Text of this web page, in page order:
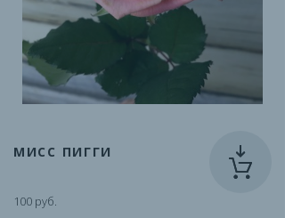
МИСС ПИГГИ
100 руб.